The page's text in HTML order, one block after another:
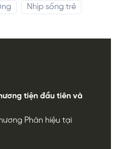
Nhịp sống trẻ
tiện đầu tiên và
Phân hiệu tại